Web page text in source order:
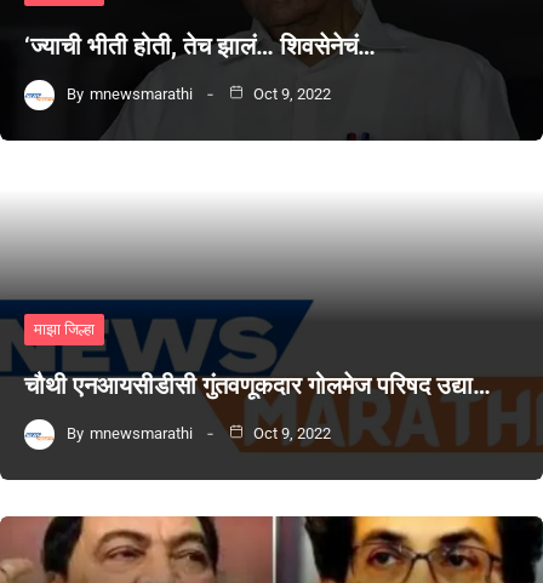
‘ज्याची भीती होती, तेच झालं… शिवसेनेचं…
By mnewsmarathi Oct 9, 2022
माझा जिल्हा
चौथी एनआयसीडीसी गुंतवणूकदार गोलमेज परिषद उद्या…
By mnewsmarathi Oct 9, 2022